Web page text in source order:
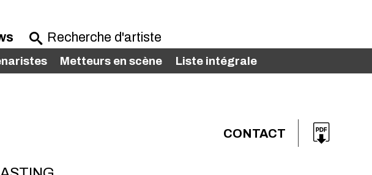
Metteurs en scène Liste intégrale
CONTACT